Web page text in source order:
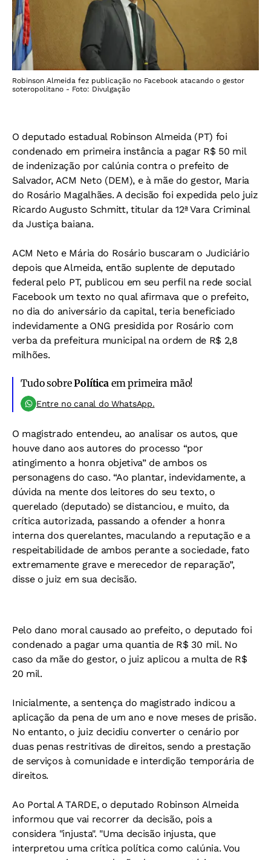
Robinson Almeida fez publicação no Facebook atacando o gestor
soteropolitano - Foto: Divulgação
O deputado estadual Robinson Almeida (PT) foi
condenado em primeira instância a pagar R$ 50 mil
de indenização por calúnia contra o prefeito de
Salvador, ACM Neto (DEM), e à mãe do gestor, Maria
do Rosário Magalhães. A decisão foi expedida pelo juiz
Ricardo Augusto Schmitt, titular da 12ª Vara Criminal
da Justiça baiana.
ACM Neto e Mária do Rosário buscaram o Judiciário
depois que Almeida, então suplente de deputado
federal pelo PT, publicou em seu perfil na rede social
Facebook um texto no qual afirmava que o prefeito,
no dia do aniversário da capital, teria beneficiado
indevidamente a ONG presidida por Rosário com
verba da prefeitura municipal na ordem de R$ 2,8
milhões.
Tudo sobrePolítica em primeira mão!
Entre no canal do WhatsApp.
O magistrado entendeu, ao analisar os autos, que
houve dano aos autores do processo “por
atingimento a honra objetiva” de ambos os
personagens do caso. “Ao plantar, indevidamente, a
dúvida na mente dos leitores do seu texto, o
querelado (deputado) se distanciou, e muito, da
crítica autorizada, passando a ofender a honra
interna dos querelantes, maculando a reputação e a
respeitabilidade de ambos perante a sociedade, fato
extremamente grave e merecedor de reparação”,
disse o juiz em sua decisão.
Pelo dano moral causado ao prefeito, o deputado foi
condenado a pagar uma quantia de R$ 30 mil. No
caso da mãe do gestor, o juiz aplicou a multa de R$
20 mil.
Inicialmente, a sentença do magistrado indicou a
aplicação da pena de um ano e nove meses de prisão.
No entanto, o juiz decidiu converter o cenário por
duas penas restritivas de direitos, sendo a prestação
de serviços à comunidade e interdição temporária de
direitos.
Ao Portal A TARDE, o deputado Robinson Almeida
informou que vai recorrer da decisão, pois a
considera "injusta". "Uma decisão injusta, que
interpretou uma crítica política como calúnia. Vou